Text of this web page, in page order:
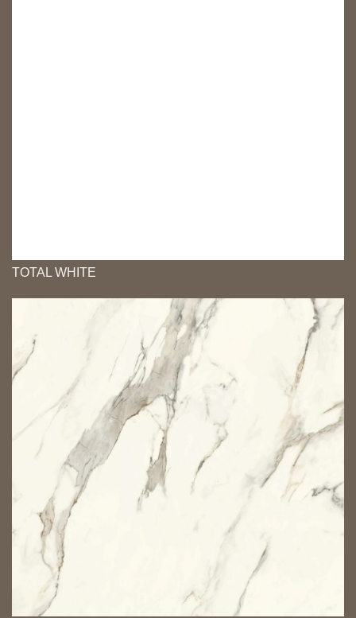
TOTAL WHITE